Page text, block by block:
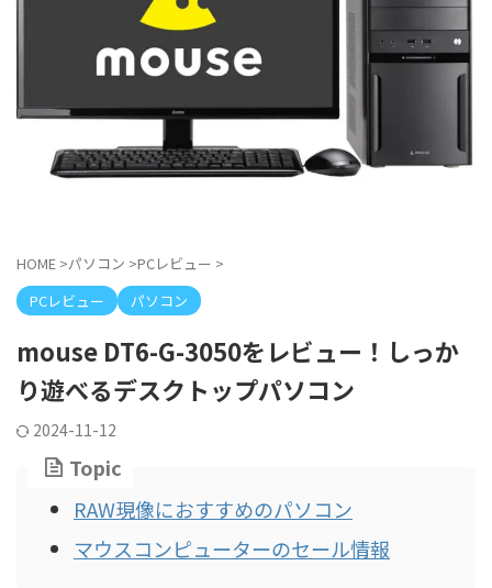
HOME >パソコン >PCレビュー >
PCレビュー
パソコン
mouse DT6-G-3050をレビュー！しっか
り遊べるデスクトップパソコン
2024-11-12
Topic
RAW現像におすすめのパソコン
マウスコンピューターのセール情報